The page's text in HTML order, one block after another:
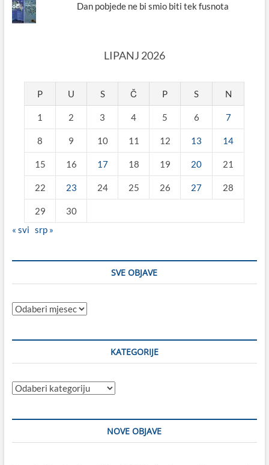
Dan pobjede ne bi smio biti tek fusnota
LIPANJ 2026
P U S Č P S N
1 2 3 4 5 6 7
8 9 10 11 12 13 14
15 16 17 18 19 20 21
22 23 24 25 26 27 28
29
30
« svi srp »
SVE OBJAVE
Sve
KATEGORIJE
Kategorije
NOVE OBJAVE